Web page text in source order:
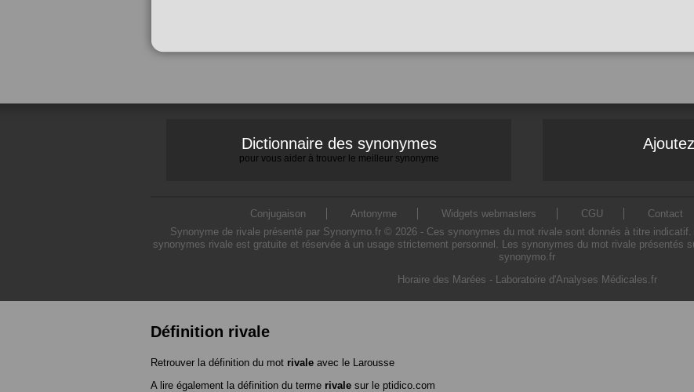
Dictionnaire des synonymes
pour vous aider à trouver le meilleur synonyme
Conjugaison Antonyme Widgets webmasters CGU Contact
Synonyme de rivale présenté par Synonymo.fr © 2026 - Ces synonymes du mot rivale sont donnés à titre
synonymes rivale est gratuite et réservée à un usage strictement personnel. Les synonymes du mot rivale présentés
synonymo.fr
Horaire des Marées - Laboratoire d'Analyses Médicales.fr
Définition rivale
Retrouver la définition du mot rivale avec le Larousse
A lire également la définition du terme rivale sur le ptidico.com